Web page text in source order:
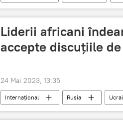
Liderii africani
accepte discuțiile de
24 Mai 2023, 13:35
Internațional Rusia